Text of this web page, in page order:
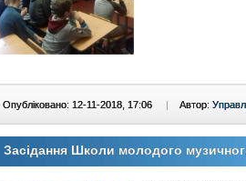
Опубліковано: 12-11-2018, 17:06 | Автор:
Засідання Школи молодого